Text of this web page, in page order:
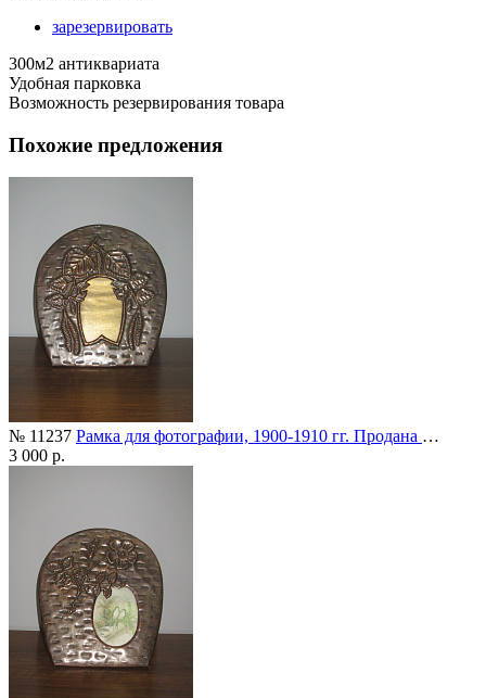
зарезервировать
300м2 антиквариата
Удобная парковка
Возможность резервирования товара
Похожие предложения
№ 11237 Рамка для фотографии, 1900-1910 гг. Продана …
3 000 р.